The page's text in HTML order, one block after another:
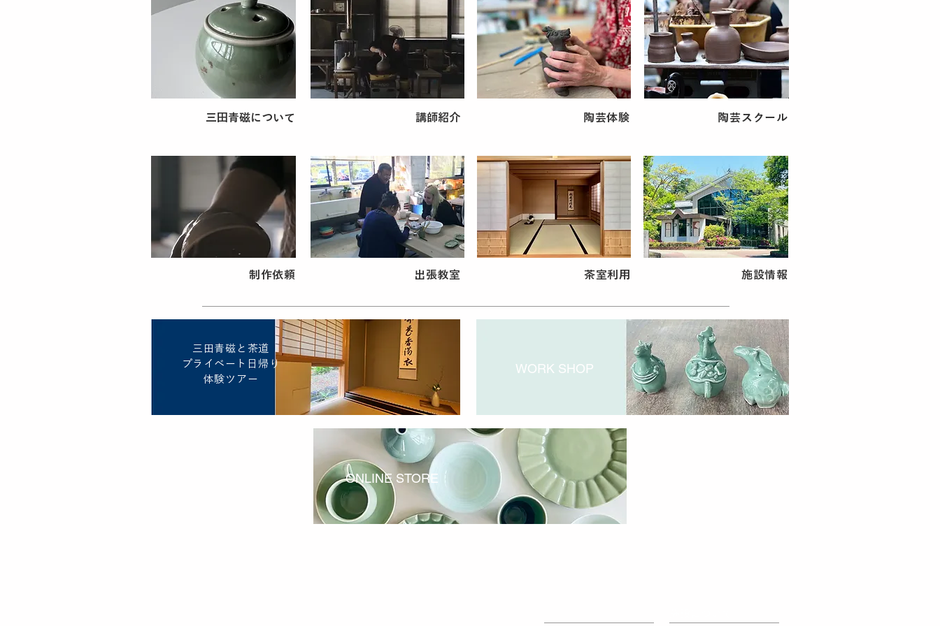
​三田青磁について 講師紹介 陶芸体験 陶芸スクール
制作依頼 出張教室 茶室利用 施設情報
三田青磁と茶道
プライベート日帰り
体験ツアー
WORK SHOP
ONLINE STORE